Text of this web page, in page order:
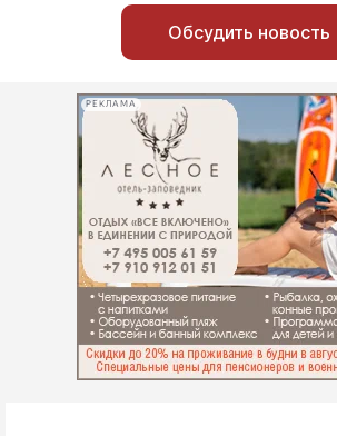
Обсудить новость
РЕКЛАМА